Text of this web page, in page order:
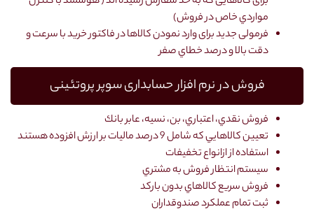
مواردي خاص در فروش)
فرمولی جديد برای وارد نمودن كالاها در فاكتور خريد با سرعت و
دقت بالا و درصد خطاي صفر
فروش در نرم افزار حسابداری سوپر پروتئینی
فروش نقدي، اعتباري، بن، نسيه، عابر بانك
تعيين كالاهايي كه شامل 9 درصد مالیات بر ارزش افزوده هستند
استفاده از ازانواع تخفیفات
سیستم انتظار فروش به مشتري
فروش سريع كالاهاي بدون باركد
ثبت تمام عملكرد صندوقداران